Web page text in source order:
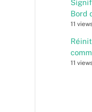
Bord
11
11